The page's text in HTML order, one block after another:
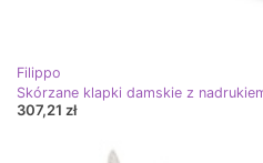
Filippo
307,21 zł